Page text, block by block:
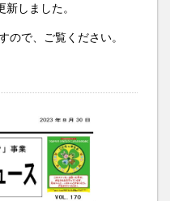
しました。
ので、ご覧ください。